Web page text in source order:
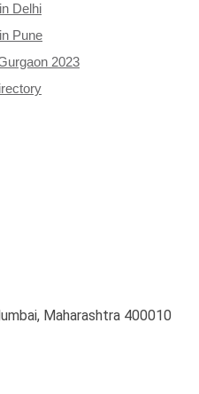
Delhi
Pune
2023
Maharashtra 400010